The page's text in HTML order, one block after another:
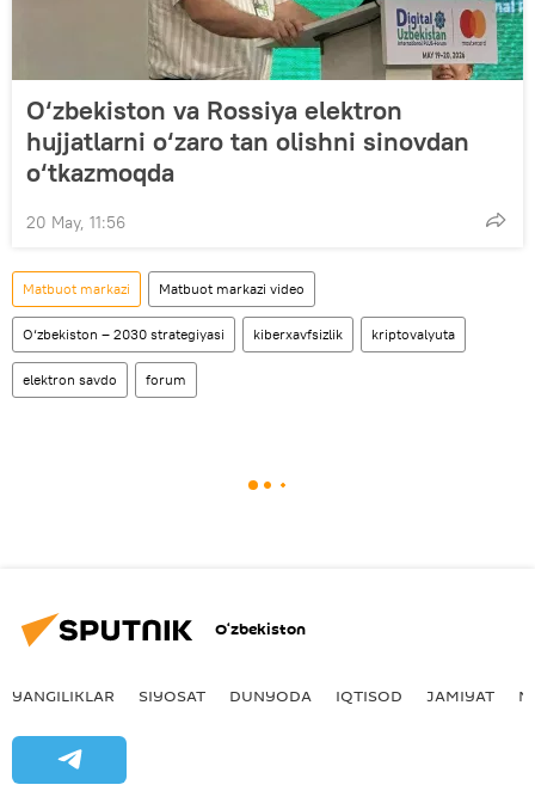
O‘zbekiston va Rossiya elektron
hujjatlarni o‘zaro tan olishni sinovdan
o‘tkazmoqda
20 May, 11:56
Matbuot markazi Matbuot markazi video
O‘zbekiston – 2030 strategiyasi kiberxavfsizlik kriptovalyuta
elektron savdo forum
O‘zbekiston
YANGILIKLAR SIYOSAT DUNYODA IQTISOD JAMIYAT